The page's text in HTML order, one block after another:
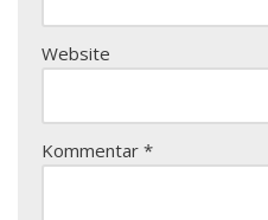
Website
Kommentar *